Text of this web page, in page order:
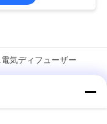
気ディフューザー
ミニディフューザー